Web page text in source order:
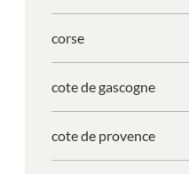
corse
cote de gascogne
cote de provence